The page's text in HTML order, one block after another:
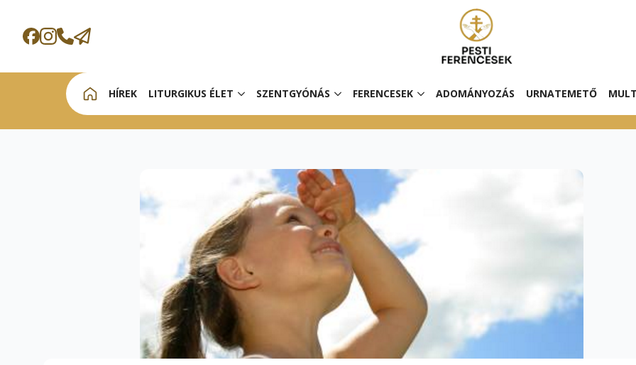
HÍREK LITURGIKUS ÉLET SZENTGYÓNÁS FERENCESEK ADOMÁNYOZÁS URNATEMETŐ